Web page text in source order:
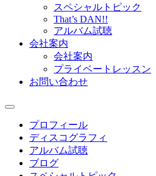
スペシャルトピック
That’s DAN!!
アルバム試聴
会社案内
会社案内
プライベートレッスン
お問い合わせ
プロフィール
ディスコグラフィ
アルバム試聴
ブログ